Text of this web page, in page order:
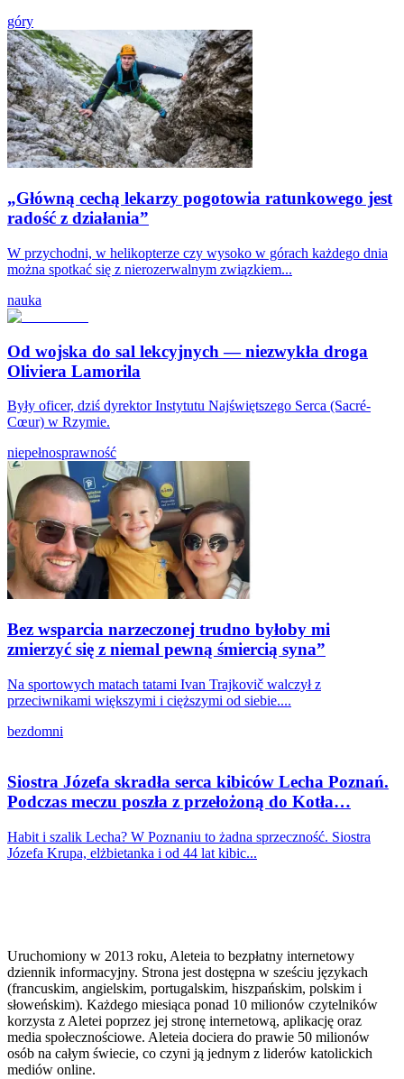
góry
„Główną cechą lekarzy pogotowia ratunkowego jest
radość z działania”
W przychodni, w helikopterze czy wysoko w górach każdego dnia
można spotkać się z nierozerwalnym związkiem...
nauka
Od wojska do sal lekcyjnych — niezwykła droga
Oliviera Lamorila
Były oficer, dziś dyrektor Instytutu Najświętszego Serca (Sacré-
Cœur) w Rzymie.
niepełnosprawność
Bez wsparcia narzeczonej trudno byłoby mi
zmierzyć się z niemal pewną śmiercią syna”
Na sportowych matach tatami Ivan Trajkovič walczył z
przeciwnikami większymi i cięższymi od siebie....
bezdomni
Siostra Józefa skradła serca kibiców Lecha Poznań.
Podczas meczu poszła z przełożoną do Kotła…
Habit i szalik Lecha? W Poznaniu to żadna sprzeczność. Siostra
Józefa Krupa, elżbietanka i od 44 lat kibic...
Uruchomiony w 2013 roku, Aleteia to bezpłatny internetowy
dziennik informacyjny. Strona jest dostępna w sześciu językach
(francuskim, angielskim, portugalskim, hiszpańskim, polskim i
słoweńskim). Każdego miesiąca ponad 10 milionów czytelników
korzysta z Aletei poprzez jej stronę internetową, aplikację oraz
media społecznościowe. Aleteia dociera do prawie 50 milionów
osób na całym świecie, co czyni ją jednym z liderów katolickich
mediów online.